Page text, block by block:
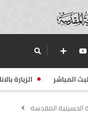
المباشر الزيارة
الحسينية المقدسة